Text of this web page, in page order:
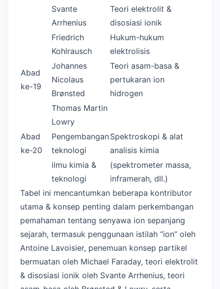
Svante
Arrhenius
Teori elektrolit &
disosiasi ionik
Friedrich
Kohlrausch
Hukum-hukum
elektrolisis
Abad
ke-19
Johannes
Nicolaus
Brønsted
Teori asam-basa &
pertukaran ion
hidrogen
Thomas Martin
Lowry
Abad
ke-20
Pengembangan
teknologi
Spektroskopi & alat
analisis kimia
ilmu kimia &
teknologi
(spektrometer massa,
inframerah, dll.)
Tabel ini mencantumkan beberapa kontributor
utama & konsep penting dalam perkembangan
pemahaman tentang senyawa ion sepanjang
sejarah, termasuk penggunaan istilah “ion” oleh
Antoine Lavoisier, penemuan konsep partikel
bermuatan oleh Michael Faraday, teori elektrolit
& disosiasi ionik oleh Svante Arrhenius, teori